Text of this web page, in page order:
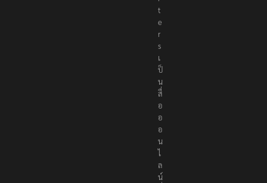
t
e
r
s
เ
ป็
น
สื่
อ
อ
อ
น
ไ
ล
น์